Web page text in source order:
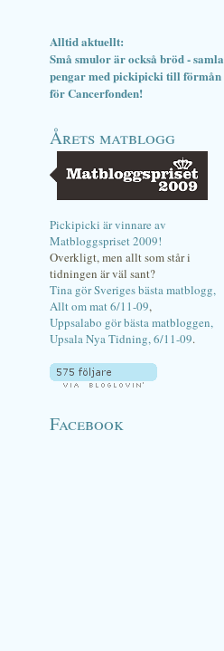
Alltid aktuellt:
Små smulor är också bröd - samla
pengar med pickipicki till förmån
för Cancerfonden!
Årets matblogg
Pickipicki är vinnare av
Matbloggspriset 2009!
Overkligt, men allt som står i
tidningen är väl sant?
Tina gör Sveriges bästa matblogg,
Allt om mat 6/11-09,
Uppsalabo gör bästa matbloggen,
Upsala Nya Tidning, 6/11-09.
Facebook